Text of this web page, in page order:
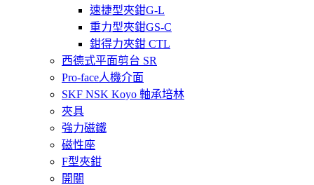
速捷型夾鉗G-L
重力型夾鉗GS-C
鉗得力夾鉗 CTL
西德式平面剪台 SR
Pro-face人機介面
SKF NSK Koyo 軸承培林
夾具
強力磁鐵
磁性座
F型夾鉗
開關